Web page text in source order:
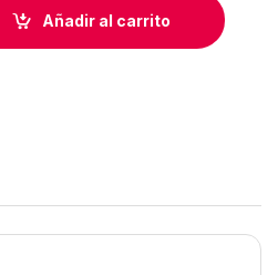
Añadir al carrito